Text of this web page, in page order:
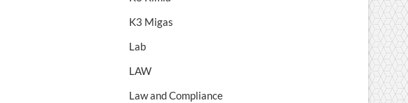
K3 Migas
Lab
LAW
Law and Compliance